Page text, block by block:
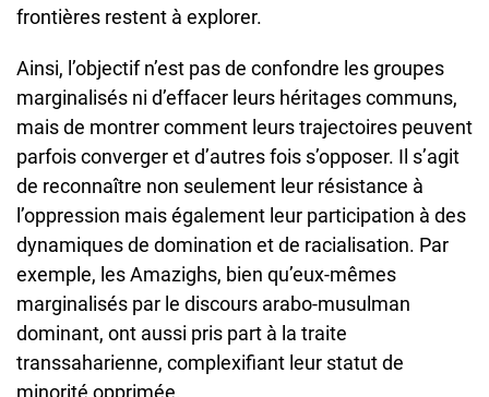
frontières restent à explorer.
Ainsi, l’objectif n’est pas de confondre les groupes
marginalisés ni d’effacer leurs héritages communs,
mais de montrer comment leurs trajectoires peuvent
parfois converger et d’autres fois s’opposer. Il s’agit
de reconnaître non seulement leur résistance à
l’oppression mais également leur participation à des
dynamiques de domination et de racialisation. Par
exemple, les Amazighs, bien qu’eux-mêmes
marginalisés par le discours arabo-musulman
dominant, ont aussi pris part à la traite
transsaharienne, complexifiant leur statut de